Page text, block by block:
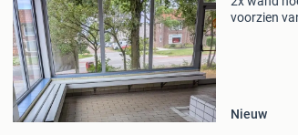
voorzien
Nieuw